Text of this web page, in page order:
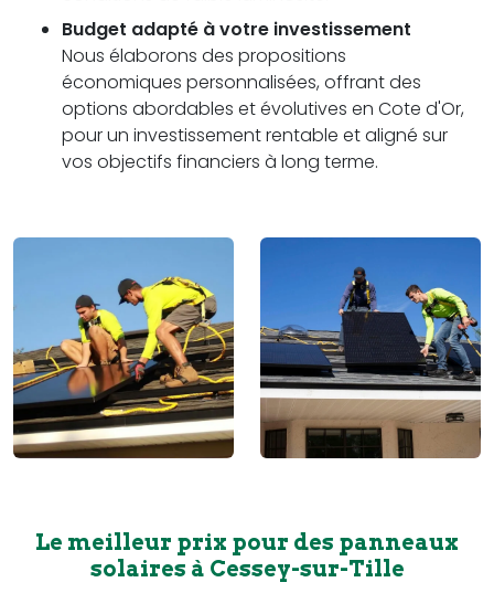
Budget adapté à votre investissement
Nous élaborons des propositions
économiques personnalisées, offrant des
options abordables et évolutives en Cote d'Or,
pour un investissement rentable et aligné sur
vos objectifs financiers à long terme.
Le meilleur prix pour des panneaux
solaires à Cessey-sur-Tille